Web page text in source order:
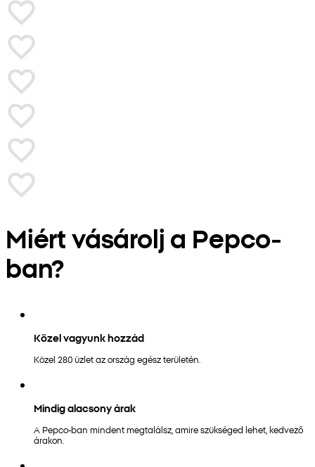
Miért vásárolj a Pepco-
ban?
Közel vagyunk hozzád
Közel 280 üzlet az ország egész területén.
Mindig alacsony árak
A Pepco-ban mindent megtalálsz, amire szükséged lehet, kedvező
árakon.